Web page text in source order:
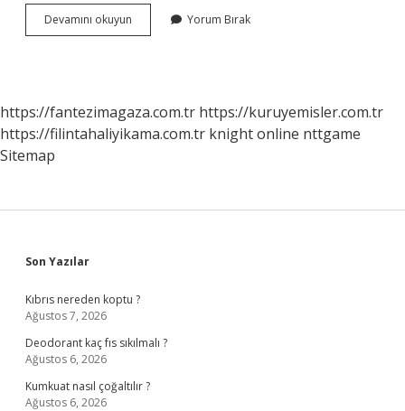
Devamını okuyun
Ile
Ortaya
Ne
Yorum Bırak
https://fantezimagaza.com.tr https://kuruyemisler.com.tr
https://filintahaliyikama.com.tr knight online nttgame
Sitemap
Sidebar
Son Yazılar
Kıbrıs nereden koptu ?
Ağustos 7, 2026
Deodorant kaç fıs sıkılmalı ?
Ağustos 6, 2026
Kumkuat nasıl çoğaltılır ?
Ağustos 6, 2026